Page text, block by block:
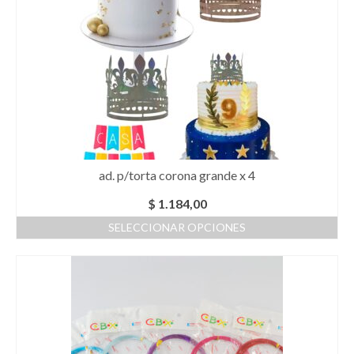
Las
opciones
se
pueden
elegir
página
de
producto
ad. p/torta corona grande x 4
$ 1.184,00
SELECCIONAR OPCIONES
Las
opciones